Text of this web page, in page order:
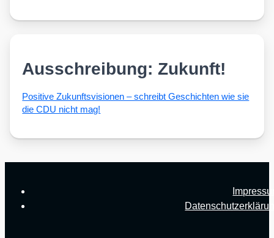
Ausschreibung: Zukunft!
Posi­ti­ve Zukunfts­vi­sio­nen – schreibt Geschich­ten wie sie
die CDU nicht mag!